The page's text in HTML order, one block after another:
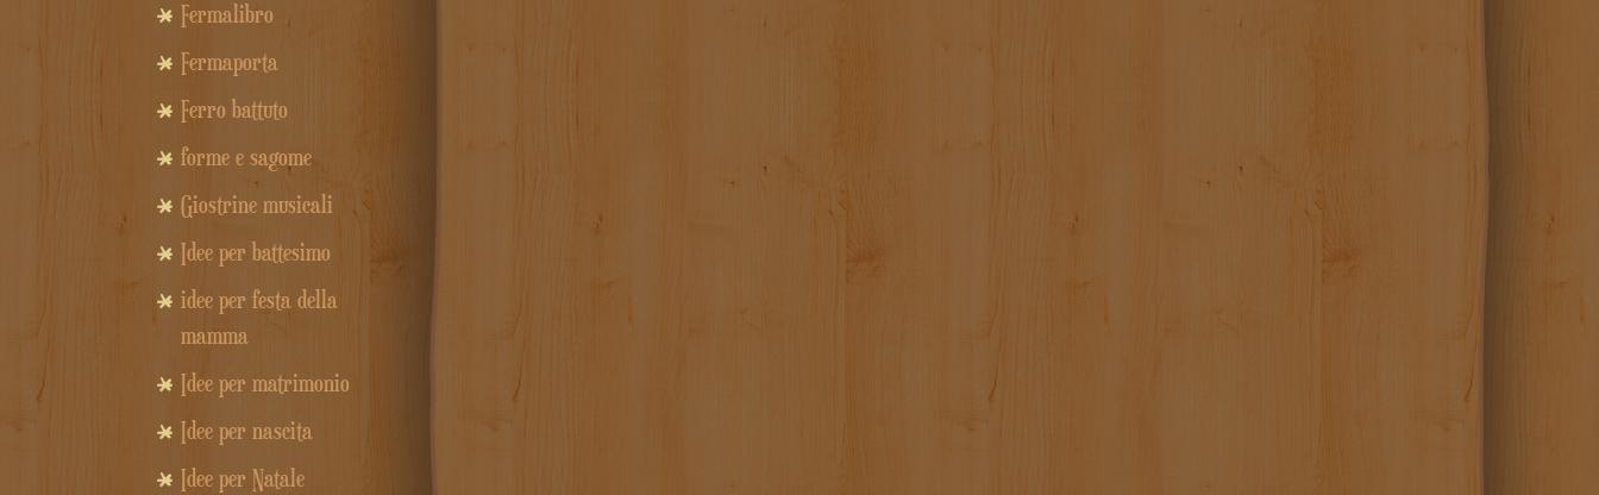
Fermalibro
Fermaporta
Ferro battuto
forme e sagome
Giostrine musicali
Idee per battesimo
idee per festa della
mamma
Idee per matrimonio
Idee per nascita
Idee per Natale